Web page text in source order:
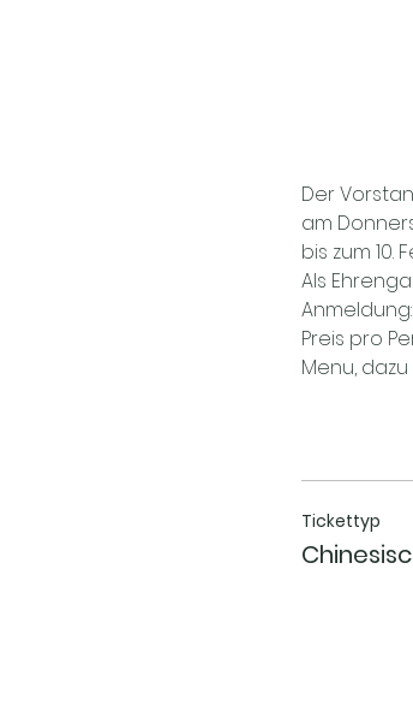
Der
am
bis zum 10.
Als
Anmeldung:
Preis pro
Menu,
Tickettyp